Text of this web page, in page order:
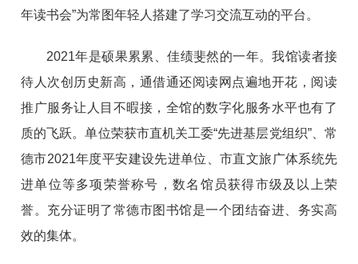
年读书会”为常图年轻人搭建了学习交流互动的平台。
2021年是硕果累累、佳绩斐然的一年。我馆读者接
待人次创历史新高，通借通还阅读网点遍地开花，阅读
推广服务让人目不暇接，全馆的数字化服务水平也有了
质的飞跃。单位荣获市直机关工委“先进基层党组织”、常
德市2021年度平安建设先进单位、市直文旅广体系统先
进单位等多项荣誉称号，数名馆员获得市级及以上荣
誉。充分证明了常德市图书馆是一个团结奋进、务实高
效的集体。